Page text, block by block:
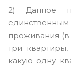
2) Данное
проживания
три квартиры,
какую одну